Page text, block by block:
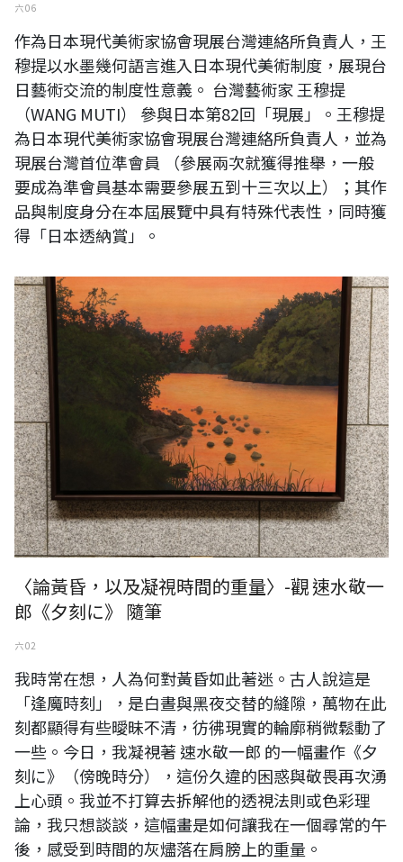
六 06
作為日本現代美術家協會現展台灣連絡所負責人，王
穆提以水墨幾何語言進入日本現代美術制度，展現台
日藝術交流的制度性意義。 台灣藝術家 王穆提
（WANG MUTI） 參與日本第82回「現展」。王穆提
為日本現代美術家協會現展台灣連絡所負責人，並為
現展台灣首位準會員 （參展兩次就獲得推舉，一般
要成為準會員基本需要參展五到十三次以上）；其作
品與制度身分在本屆展覽中具有特殊代表性，同時獲
得「日本透納賞」。
〈論黃昏，以及凝視時間的重量〉-觀 速水敬一
郎《夕刻に》 隨筆
六 02
我時常在想，人為何對黃昏如此著迷。古人說這是
「逢魔時刻」，是白晝與黑夜交替的縫隙，萬物在此
刻都顯得有些曖昧不清，彷彿現實的輪廓稍微鬆動了
一些。今日，我凝視著 速水敬一郎 的一幅畫作《夕
刻に》（傍晚時分），這份久違的困惑與敬畏再次湧
上心頭。我並不打算去拆解他的透視法則或色彩理
論，我只想談談，這幅畫是如何讓我在一個尋常的午
後，感受到時間的灰燼落在肩膀上的重量。